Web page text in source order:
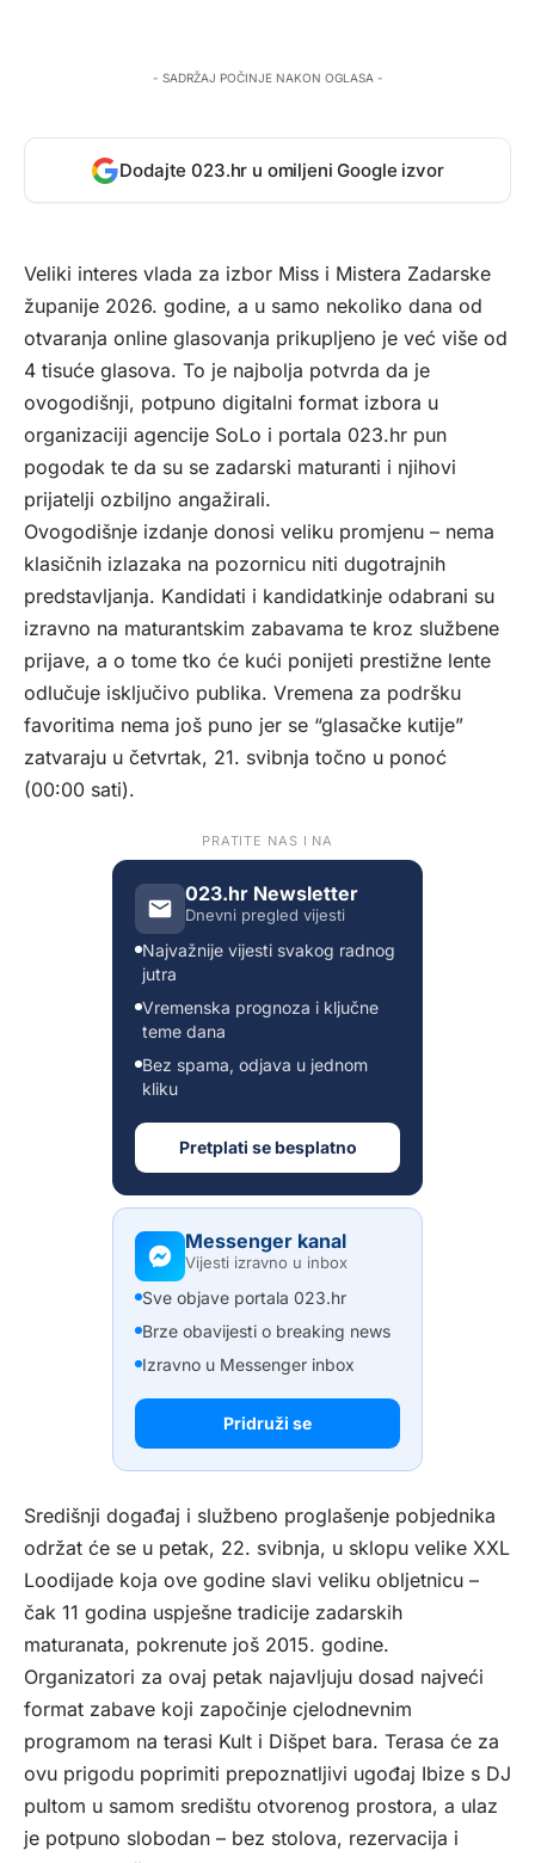
- SADRŽAJ POČINJE NAKON OGLASA -
Dodajte 023.hr u omiljeni Google izvor
Veliki interes vlada za izbor Miss i Mistera Zadarske
županije 2026. godine, a u samo nekoliko dana od
otvaranja online glasovanja prikupljeno je već više od
4 tisuće glasova. To je najbolja potvrda da je
ovogodišnji, potpuno digitalni format izbora u
organizaciji agencije SoLo i portala 023.hr pun
pogodak te da su se zadarski maturanti i njihovi
prijatelji ozbiljno angažirali.
Ovogodišnje izdanje donosi veliku promjenu – nema
klasičnih izlazaka na pozornicu niti dugotrajnih
predstavljanja. Kandidati i kandidatkinje odabrani su
izravno na maturantskim zabavama te kroz službene
prijave, a o tome tko će kući ponijeti prestižne lente
odlučuje isključivo publika. Vremena za podršku
favoritima nema još puno jer se “glasačke kutije”
zatvaraju u četvrtak, 21. svibnja točno u ponoć
(00:00 sati).
PRATITE NAS I NA
023.hr Newsletter
Dnevni pregled vijesti
Najvažnije vijesti svakog radnog
jutra
Vremenska prognoza i ključne
teme dana
Bez spama, odjava u jednom
kliku
Pretplati se besplatno
Messenger kanal
Vijesti izravno u inbox
Sve objave portala 023.hr
Brze obavijesti o breaking news
Izravno u Messenger inbox
Pridruži se
Središnji događaj i službeno proglašenje pobjednika
održat će se u petak, 22. svibnja, u sklopu velike XXL
Loodijade koja ove godine slavi veliku obljetnicu –
čak 11 godina uspješne tradicije zadarskih
maturanata, pokrenute još 2015. godine.
Organizatori za ovaj petak najavljuju dosad najveći
format zabave koji započinje cjelodnevnim
programom na terasi Kult i Dišpet bara. Terasa će za
ovu prigodu poprimiti prepoznatljivi ugođaj Ibize s DJ
pultom u samom središtu otvorenog prostora, a ulaz
je potpuno slobodan – bez stolova, rezervacija i